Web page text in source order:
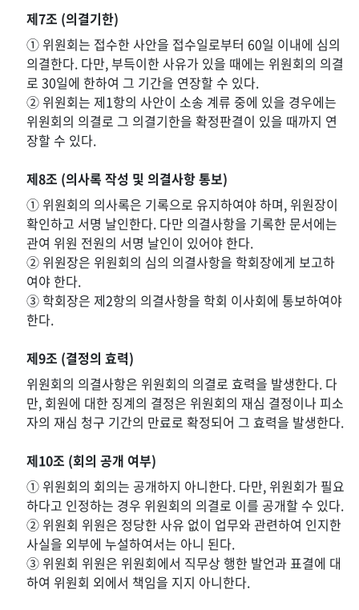
제7조 (의결기한)
① 위원회는 접수한 사안을 접수일로부터 60일 이내에 심의
의결한다. 다만, 부득이한 사유가 있을 때에는 위원회의 의결
로 30일에 한하여 그 기간을 연장할 수 있다.
② 위원회는 제1항의 사안이 소송 계류 중에 있을 경우에는
위원회의 의결로 그 의결기한을 확정판결이 있을 때까지 연
장할 수 있다.
제8조 (의사록 작성 및 의결사항 통보)
① 위원회의 의사록은 기록으로 유지하여야 하며, 위원장이
확인하고 서명 날인한다. 다만 의결사항을 기록한 문서에는
관여 위원 전원의 서명 날인이 있어야 한다.
② 위원장은 위원회의 심의 의결사항을 학회장에게 보고하
여야 한다.
③ 학회장은 제2항의 의결사항을 학회 이사회에 통보하여야
한다.
제9조 (결정의 효력)
위원회의 의결사항은 위원회의 의결로 효력을 발생한다. 다
만, 회원에 대한 징계의 결정은 위원회의 재심 결정이나 피소
자의 재심 청구 기간의 만료로 확정되어 그 효력을 발생한다.
제10조 (회의 공개 여부)
① 위원회의 회의는 공개하지 아니한다. 다만, 위원회가 필요
하다고 인정하는 경우 위원회의 의결로 이를 공개할 수 있다.
② 위원회 위원은 정당한 사유 없이 업무와 관련하여 인지한
사실을 외부에 누설하여서는 아니 된다.
③ 위원회 위원은 위원회에서 직무상 행한 발언과 표결에 대
하여 위원회 외에서 책임을 지지 아니한다.